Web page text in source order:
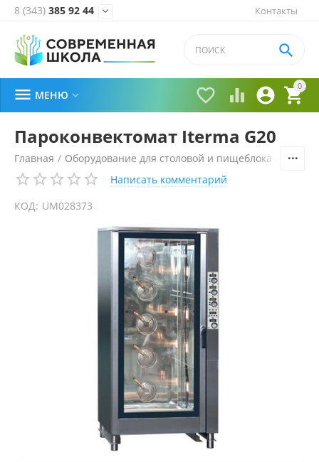
Контакты
8 (343) 385 92 44 
0


 

 МЕНЮ 
Пароконвектомат Iterma G20
Главная / Оборудование для столовой и пищеблока
Написать комментарий
КОД: UM028373